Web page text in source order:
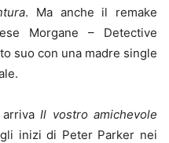
. Ma anche il remake
Morgane – Detective
suo con una madre single
arrivaIl vostro amichevole
inizi di Peter Parker nei